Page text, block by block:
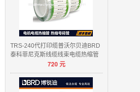
TRS-240代打印缆普沃尔贝迪BRD
泰科菲尼克斯线缆线束电缆热缩管
720元